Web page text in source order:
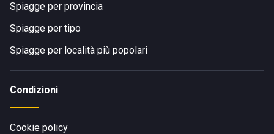
Spiagge per provincia
Spiagge per tipo
Spiagge per località più popolari
Condizioni
Cookie policy